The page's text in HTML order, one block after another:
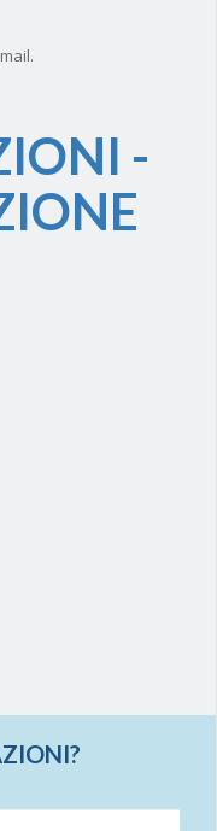
-